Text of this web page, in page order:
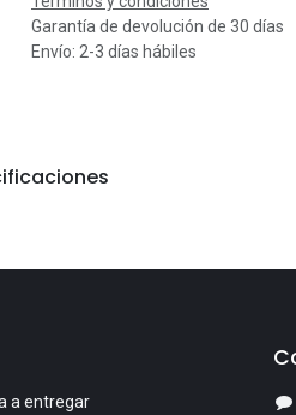
Garantía de devolución de 30 días
Envío: 2-3 días hábiles
a entregar